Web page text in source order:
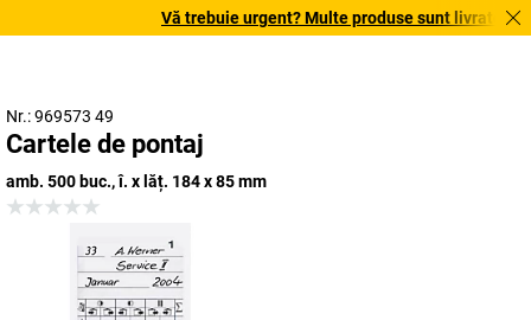
Vă trebuie urgent? Multe produse sunt livrate în
Nr.: 969573 49
Cartele de pontaj
amb. 500 buc., î. x lăț. 184 x 85 mm